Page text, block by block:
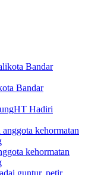
Bandar
HT Hadiri
kehormatan